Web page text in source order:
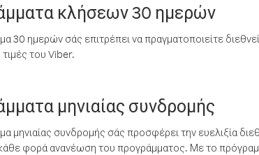
κλήσεων 30 ημερών
30 ημερών σάς επιτρέπει να πραγματοποιείτε
του Viber.
μηνιαίας συνδρομής
μηνιαίας συνδρομής σάς προσφέρει την ευελιξία
φορά ανανέωση του προγράμματος. Με το